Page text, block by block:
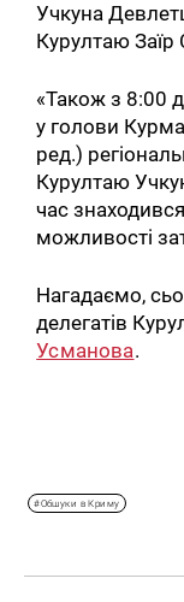
Учкуна
Курултаю
«Також з 8:00
у голови
ред.)
Курултаю
час
можливості
Нагадаємо,
делегатів
Усманова.
#Обшуки в Криму